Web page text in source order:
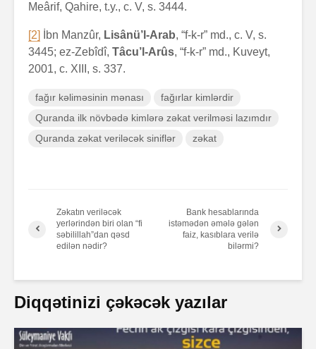
Meârif, Qahire, t.y., c. V, s. 3444.
[2] İbn Manzûr, Lisânü’l-Arab, “f-k-r” md., c. V, s.
3445; ez-Zebîdî, Tâcu’l-Arûs, “f-k-r” md., Kuveyt,
2001, c. XIII, s. 337.
fağır kəliməsinin mənası
fağırlar kimlərdir
Quranda ilk növbədə kimlərə zəkat verilməsi lazımdır
Quranda zəkat veriləcək siniflər
zəkat
Zəkatın veriləcək
yerlərindən biri olan “fi
səbilillah”dan qəsd
edilən nədir?
Bank hesablarında
istəmədən əmələ gələn
faiz, kasıblara verilə
bilərmi?
Diqqətinizi çəkəcək yazılar